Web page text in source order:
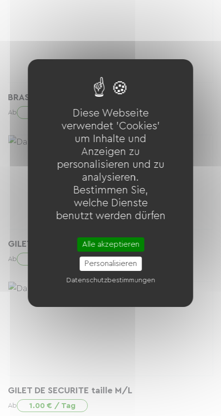
BRASSARD REFLECHISSANT
Ab
GILET DE SECURITE taille XS/S
Ab
GILET DE SECURITE taille M/L
Ab 1.00 € / Tag
Diese Webseite
verwendet 'Cookies'
um Inhalte und
Anzeigen zu
personalisieren und zu
analysieren.
Bestimmen Sie,
welche Dienste
benutzt werden dürfen
Alle akzeptieren
Personalisieren
Datenschutzbestimmungen